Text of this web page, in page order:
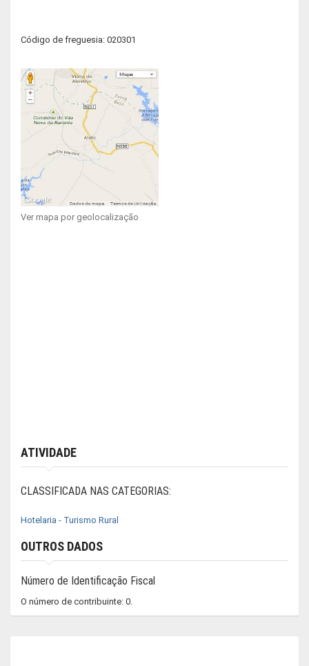
Código de freguesia: 020301
Ver mapa por geolocalização
ATIVIDADE
CLASSIFICADA NAS CATEGORIAS:
Hotelaria - Turismo Rural
OUTROS DADOS
Número de Identificação Fiscal
O número de contribuinte: 0.